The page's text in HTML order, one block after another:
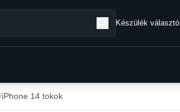
Készülék választó
iPhone 14 tokok